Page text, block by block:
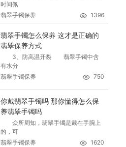
时间佩
翡翠手镯保养
1396
翡翠手镯怎么保养 这才是正确的
翡翠保养方式
3、防高温开裂 翡翠手镯中含
有水分
翡翠手镯保养
750
你戴翡翠手镯吗 那你懂得怎么保
养翡翠手镯吗
众所周知，翡翠手镯是戴在手腕上
的，可
翡翠手镯保养
1620